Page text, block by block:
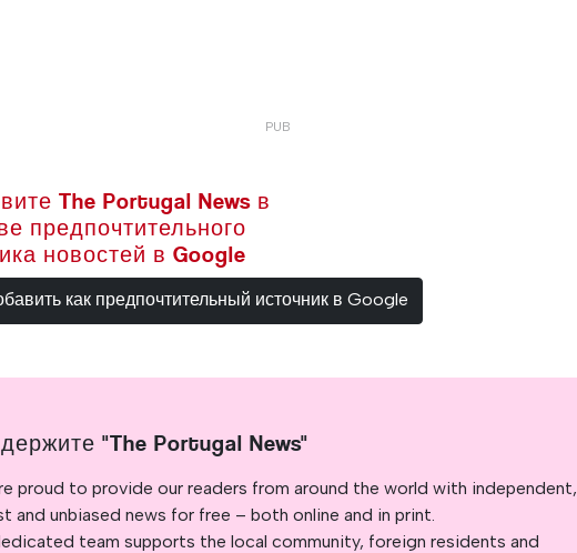
The Portugal News в
предпочтительного
новостей в Google
как предпочтительный источник в Google
"The Portugal News"
proud to provide our readers from around the world with independent,
and unbiased news for free – both online and in print.
team supports the local community, foreign residents and